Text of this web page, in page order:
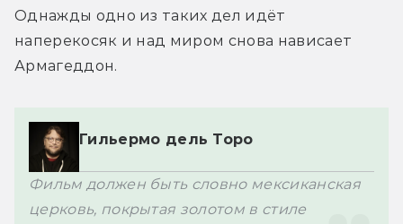
Однажды одно из таких дел идёт
наперекосяк и над миром снова нависает
Армагеддон.
Гильермо дель Торо
Фильм должен быть словно мексиканская
церковь, покрытая золотом в стиле